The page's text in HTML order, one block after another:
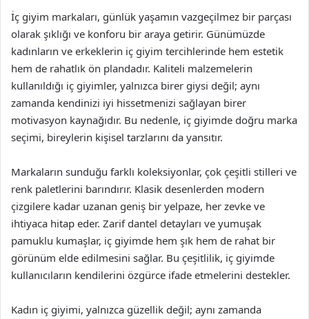
İç giyim markaları, günlük yaşamın vazgeçilmez bir parçası
olarak şıklığı ve konforu bir araya getirir. Günümüzde
kadınların ve erkeklerin iç giyim tercihlerinde hem estetik
hem de rahatlık ön plandadır. Kaliteli malzemelerin
kullanıldığı iç giyimler, yalnızca birer giysi değil; aynı
zamanda kendinizi iyi hissetmenizi sağlayan birer
motivasyon kaynağıdır. Bu nedenle, iç giyimde doğru marka
seçimi, bireylerin kişisel tarzlarını da yansıtır.
Markaların sunduğu farklı koleksiyonlar, çok çeşitli stilleri ve
renk paletlerini barındırır. Klasik desenlerden modern
çizgilere kadar uzanan geniş bir yelpaze, her zevke ve
ihtiyaca hitap eder. Zarif dantel detayları ve yumuşak
pamuklu kumaşlar, iç giyimde hem şık hem de rahat bir
görünüm elde edilmesini sağlar. Bu çeşitlilik, iç giyimde
kullanıcıların kendilerini özgürce ifade etmelerini destekler.
Kadın iç giyimi, yalnızca güzellik değil; aynı zamanda